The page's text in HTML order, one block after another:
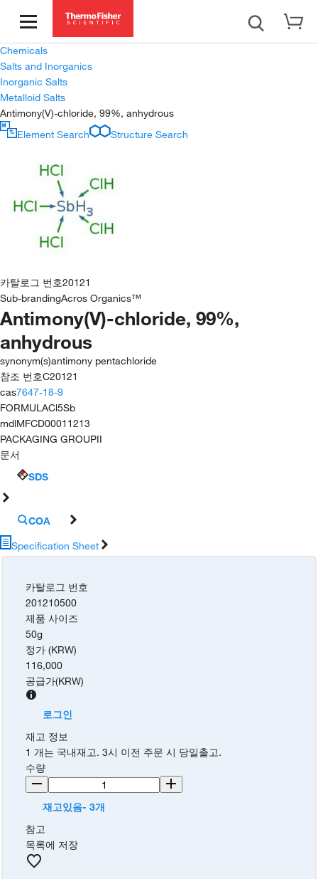
Chemicals
Salts and Inorganics
Inorganic Salts
Metalloid Salts
Antimony(V)-chloride, 99%, anhydrous
Element Search
Structure Search
카탈로그 번호20121
Sub-brandingAcros Organics™
Antimony(V)-chloride, 99%,
anhydrous
synonym(s)antimony pentachloride
참조 번호C20121
cas7647-18-9
FORMULACl5Sb
mdlMFCD00011213
PACKAGING GROUPII
문서
SDS
COA
Specification Sheet
카탈로그 번호
201210500
제품 사이즈
50g
정가 (KRW)
116,000
공급가(KRW)
로그인
재고 정보
1 개는 국내재고. 3시 이전 주문 시 당일출고.
수량
재고있음- 3개
참고
목록에 저장